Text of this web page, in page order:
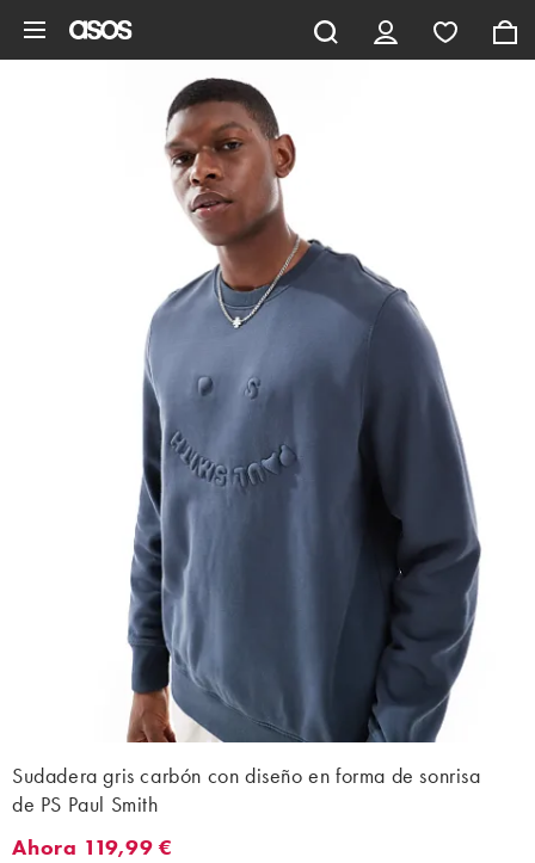
Sudadera gris carbón con diseño en forma de sonrisa
de PS Paul Smith
Ahora 119,99 €. Mejor precio en últimos 30 días 119,99 € (0%).
Ahora 119,99 €